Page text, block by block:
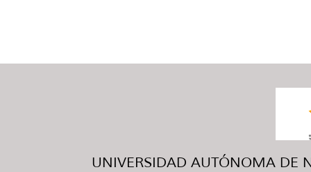
UNIVERSIDAD AUTÓNOMA DE